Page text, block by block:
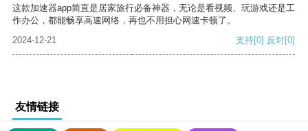
这款加速器app简直是居家旅行必备神器，无论是看视频、玩游戏还是工
作办公，都能畅享高速网络，再也不用担心网速卡顿了。
2024-12-21
支持[0] 反对[0]
友情链接